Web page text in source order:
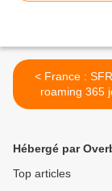
< France : SFR inclut le
roaming 365
Outre-
Hébergé par
Top articles